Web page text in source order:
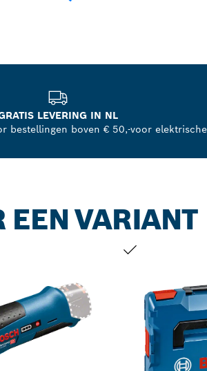
LEVERING IN NL
bestellingen boven € 50,-voor
EEN VARIANT